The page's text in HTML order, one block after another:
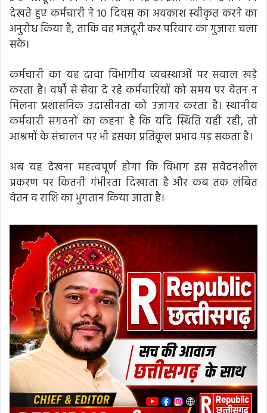
देखते हुए कर्मचारी ने 10 दिवस का अवकाश स्वीकृत करने का
अनुरोध किया है, ताकि वह मजदूरी कर परिवार का गुजारा चला
सके।
कर्मचारी का यह दावा विभागीय व्यवस्थाओं पर सवाल खड़े
करता है। वर्षों से सेवा दे रहे कर्मचारियों को समय पर वेतन न
मिलना प्रशासनिक उदासीनता को उजागर करता है। स्थानीय
कर्मचारी संगठनों का कहना है कि यदि स्थिति यही रही, तो
आश्रमों के संचालन पर भी इसका प्रतिकूल प्रभाव पड़ सकता है।
अब यह देखना महत्वपूर्ण होगा कि विभाग इस संवेदनशील
प्रकरण पर कितनी गंभीरता दिखाता है और कब तक लंबित
वेतन व राशि का भुगतान किया जाता है।